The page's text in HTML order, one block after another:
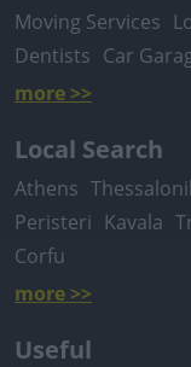
Moving Services
Dentists Car
more >>
Local Search
Athens
Peristeri Kavala
Corfu
more >>
Useful